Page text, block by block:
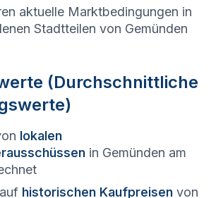
aktuelle Marktbedingungen in
Stadtteilen von Gemünden
(Durchschnittliche
lokalen
in Gemünden am
historischen Kaufpreisen von